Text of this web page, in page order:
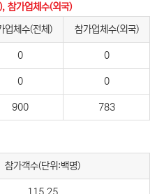
참가업체수(외국)
업체수(전체) 참가업체수(외국)
0 0
0 0
900 783
참가객수(단위:백명)